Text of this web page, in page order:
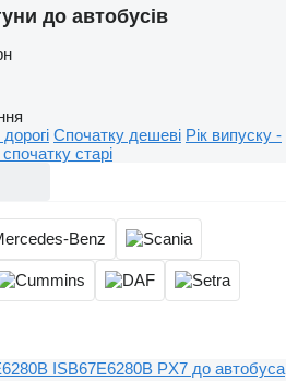
до автобусів
Спочатку дешеві Рік випуску -
старі